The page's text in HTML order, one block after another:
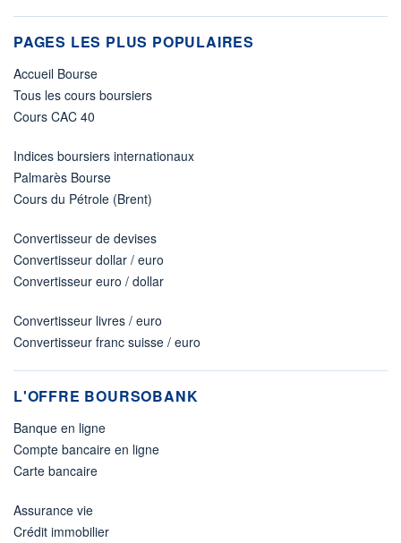
PAGES LES PLUS POPULAIRES
Accueil Bourse
Tous les cours boursiers
Cours CAC 40
Indices boursiers internationaux
Palmarès Bourse
Cours du Pétrole (Brent)
Convertisseur de devises
Convertisseur dollar / euro
Convertisseur euro / dollar
Convertisseur livres / euro
Convertisseur franc suisse / euro
L'OFFRE BOURSOBANK
Banque en ligne
Compte bancaire en ligne
Carte bancaire
Assurance vie
Crédit immobilier